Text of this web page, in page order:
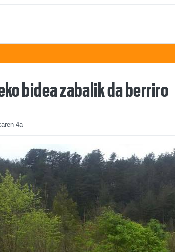
bidea zabalik da berriro
4a